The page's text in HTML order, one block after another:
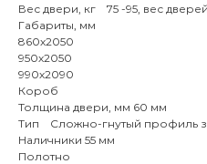
Вес двери, кг 75 -95, вес дверей
Габариты, мм
860х2050
950х2050
990х2090
Короб
Толщина двери, мм 60 мм
Тип Cложно-гнутый профиль
Наличники 55 мм
Полотно